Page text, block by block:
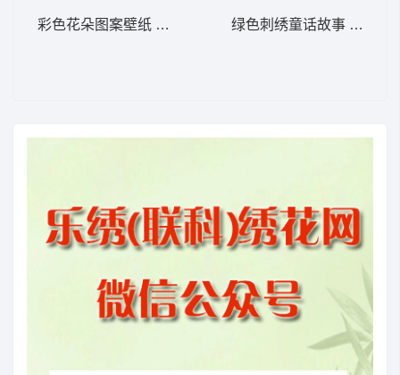
彩色花朵图案壁纸 匹绣小花 绿色刺绣童话故事 字母抽